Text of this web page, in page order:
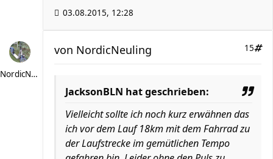
03.08.2015, 12:28
NordicNeuling
15
von NordicNeuling
JacksonBLN hat geschrieben:
Vielleicht sollte ich noch kurz erwähnen das
ich vor dem Lauf 18km mit dem Fahrrad zu
der Laufstrecke im gemütlichen Tempo